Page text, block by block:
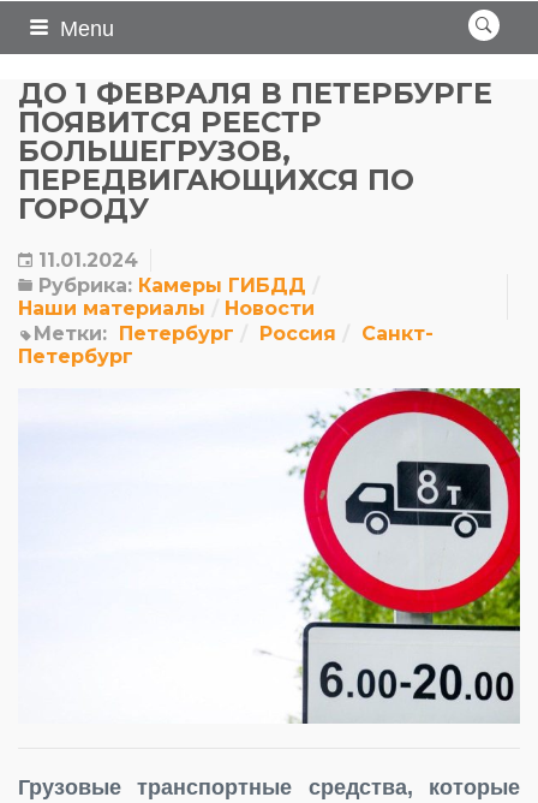
Menu
ДО 1 ФЕВРАЛЯ В ПЕТЕРБУРГЕ
ПОЯВИТСЯ РЕЕСТР
БОЛЬШЕГРУЗОВ,
ПЕРЕДВИГАЮЩИХСЯ ПО
ГОРОДУ
11.01.2024
Рубрика: Камеры ГИБДД
Наши материалы
Новости
Метки: Петербург Россия
Санкт-
Петербург
Грузовые транспортные средства, которые